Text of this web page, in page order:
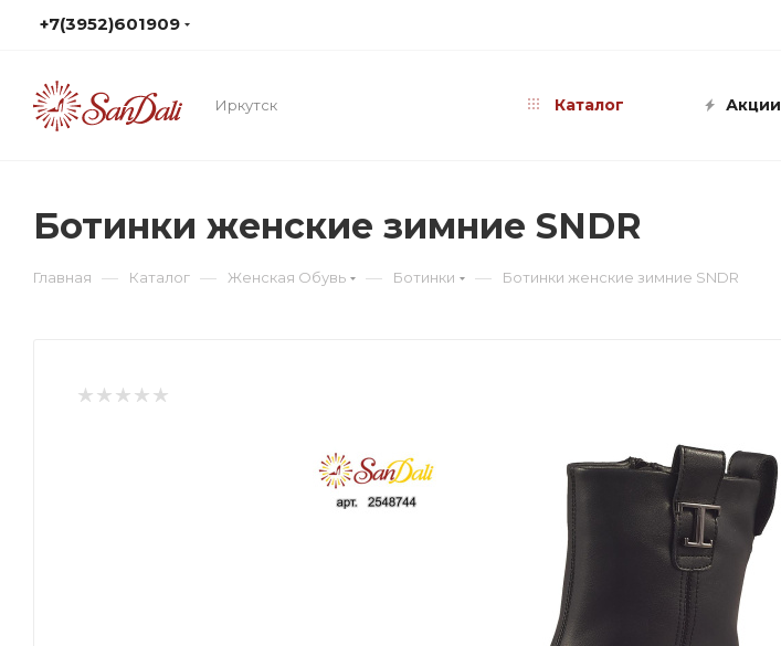
+7(3952)601909
Иркутск Каталог Акции
Ботинки женские зимние SNDR
Главная — Каталог — Женская Обувь — Ботинки — Ботинки женские зимние SNDR